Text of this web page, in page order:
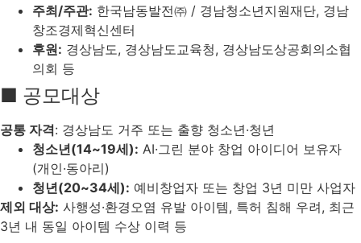
주최/주관: 한국남동발전㈜ / 경남청소년지원재단, 경남
창조경제혁신센터
후원: 경상남도, 경상남도교육청, 경상남도상공회의소협
의회 등
■ 공모대상
공통 자격: 경상남도 거주 또는 출향 청소년·청년
청소년(14~19세): AI·그린 분야 창업 아이디어 보유자
(개인·동아리)
청년(20~34세): 예비창업자 또는 창업 3년 미만 사업자
제외 대상: 사행성·환경오염 유발 아이템, 특허 침해 우려, 최근
3년 내 동일 아이템 수상 이력 등